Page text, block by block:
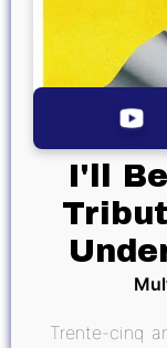
I'll
Trente-cinq